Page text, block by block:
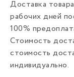
Доставка
рабочих дней
100%
Стоимость
стоимость
индивидуально.